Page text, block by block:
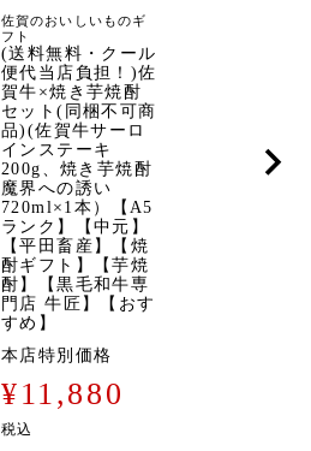
佐賀のおいしいものギ
フト
(送料無料・クール
便代当店負担！)佐
賀牛×焼き芋焼酎
セット(同梱不可商
品)(佐賀牛サーロ
インステーキ
200g、焼き芋焼酎
魔界への誘い
720ml×1本）【A5
ランク】【中元】
【平田畜産】【焼
酎ギフト】【芋焼
酎】【黒毛和牛専
門店 牛匠】【おす
すめ】
本店特別価格
¥11,880
税込